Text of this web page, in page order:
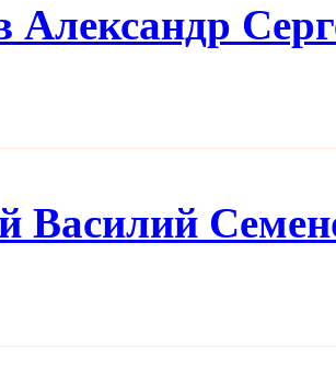
Александр
Василий